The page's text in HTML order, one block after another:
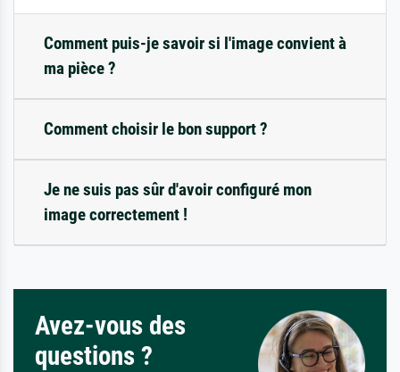
Comment puis-je savoir si l'image convient à
ma pièce ?
Comment choisir le bon support ?
Je ne suis pas sûr d'avoir configuré mon
image correctement !
Avez-vous des
questions ?